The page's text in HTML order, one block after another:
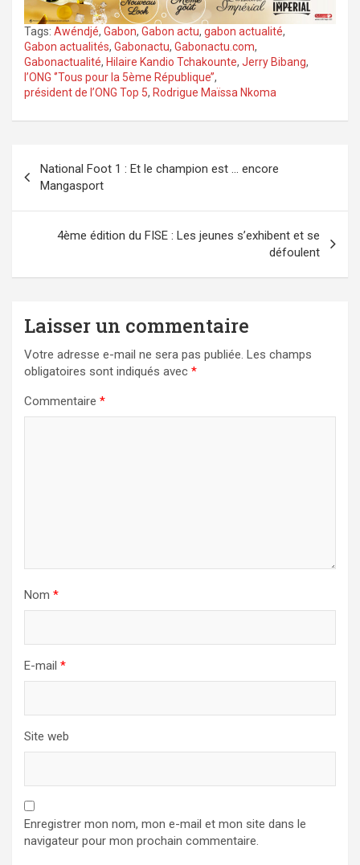
Tags: Awéndjé, Gabon, Gabon actu, gabon actualité,
Gabon actualités, Gabonactu, Gabonactu.com,
Gabonactualité, Hilaire Kandio Tchakounte, Jerry Bibang,
l’ONG ‘’Tous pour la 5ème République’’,
président de l’ONG Top 5, Rodrigue Maïssa Nkoma
de
l’article
National Foot 1 : Et le champion est … encore
Mangasport
4ème édition du FISE : Les jeunes s’exhibent et se
défoulent
Laisser un commentaire
Votre adresse e-mail ne sera pas publiée. Les champs
obligatoires sont indiqués avec *
Commentaire *
Nom *
E-mail *
Site web
Enregistrer mon nom, mon e-mail et mon site dans le
navigateur pour mon prochain commentaire.